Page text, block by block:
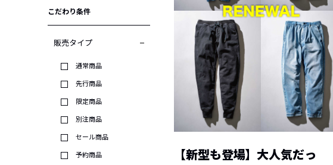
こだわり条件
販売タイプ
通常商品
先行商品
限定商品
別注商品
セール商品
予約商品
【新型も登場】大人気だっ